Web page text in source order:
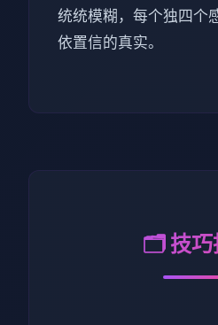
统统模糊，每个独四个
依置信的真实。
🗂️ 技巧